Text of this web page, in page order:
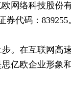
网络科技股
代码：
。在互联网
亿欧企业形